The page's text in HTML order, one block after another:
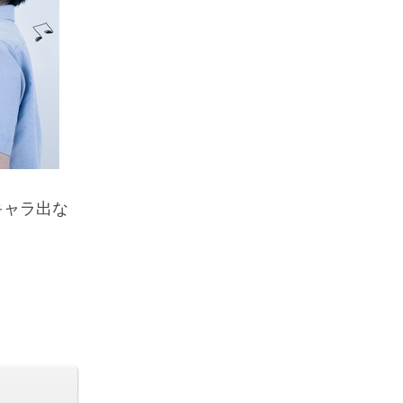
ラ出な